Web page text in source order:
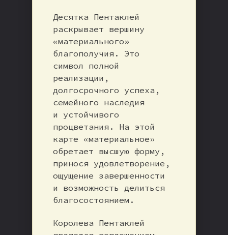
Десятка Пентаклей
раскрывает вершину
«материального»
благополучия. Это
символ полной
реализации,
долгосрочного успеха,
семейного наследия
и устойчивого
процветания. На этой
карте «материальное»
обретает высшую форму,
принося удовлетворение,
ощущение завершенности
и возможность делиться
благосостоянием.
Королева Пентаклей